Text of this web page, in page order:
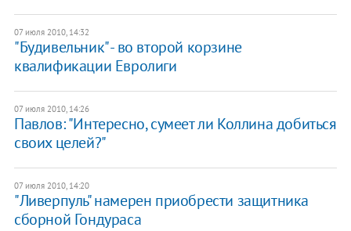
07 июля 2010, 14:32
"Будивельник" - во второй корзине
квалификации Евролиги
07 июля 2010, 14:26
Павлов: "Интересно, сумеет ли Коллина добиться
своих целей?"
07 июля 2010, 14:20
"Ливерпуль" намерен приобрести защитника
сборной Гондураса